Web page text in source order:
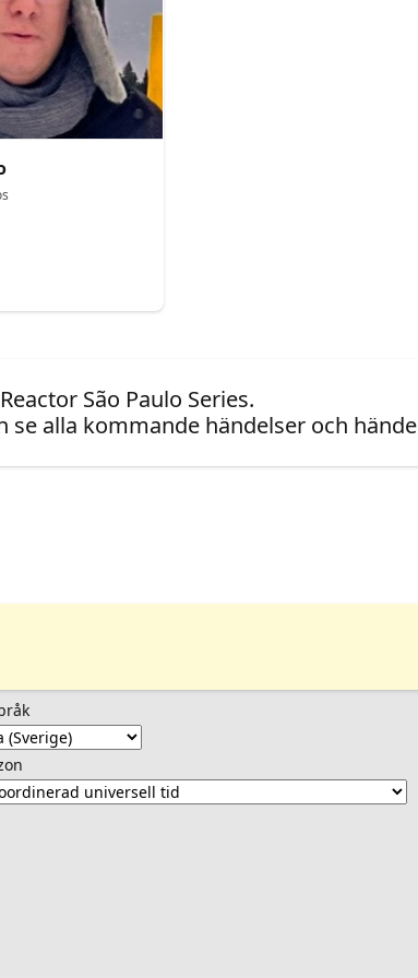
São Paulo Series.
se alla kommande händelser och